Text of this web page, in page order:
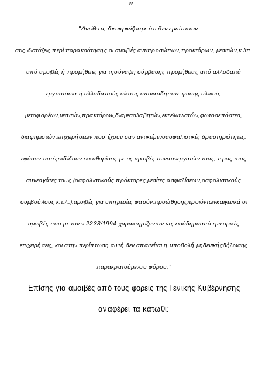
"
"Αντίθετα, διευκρινίζουμε ότι δεν εμπίπτουν
στις διατάξεις περί παρακράτησης οι αμοιβές αντιπροσώπων,πρακτόρων, μεσιτών,κ.λπ.
από αμοιβές ή προμήθειες για τησύναψη σύμβασης προμήθειας από αλλοδαπά
εργοστάσια ή αλλοδαπούς οίκους οποιασδήποτε φύσης υλικού,
μεταφορέων,μεσιτών,πρακτόρων,διαμεσολαβητών,εκτελωνιστών,φωτορεπόρτερ,
διαφημιστών,επιχειρήσεων που έχουν σαν αντικείμενοασφαλιστικές δραστηριότητες,
εφόσον αυτέςεκδίδουν εκκαθαρίσεις με τις αμοιβές τωνσυνεργατών τους, προς τους
συνεργάτες τους (ασφαλιστικούς πράκτορες,μεσίτες ασφαλίσεων,ασφαλιστικούς
συμβούλους κ.τ.λ.),αμοιβές για υπηρεσίες φασόν,προώθησηςπροϊόντωνκαιγενικά οι
αμοιβές που με τον ν.2238/1994 χαρακτηρίζονταν ως εισόδημααπό εμπορικές
επιχειρήσεις, και στην περίπτωση αυτή δεν απαιτείται η υποβολή μηδενικήςδήλωσης
παρακρατούμενου φόρου."
Επίσης για αμοιβές από τους φορείς της Γενικής Κυβέρνησης
αναφέρει τα κάτωθι: